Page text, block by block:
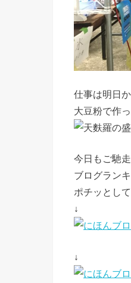
仕事は明日
大豆粉で作
今日もご馳
ブログラン
ポチッとし
↓
↓